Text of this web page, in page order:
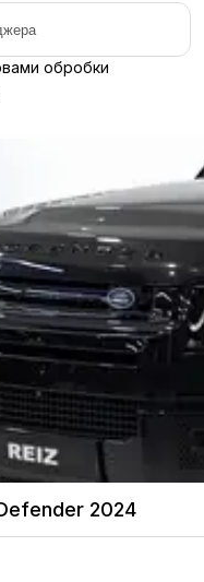
обробки
2024